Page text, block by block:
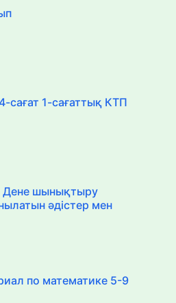
сағат 1-сағаттық КТП
Дене шынықтыру
әдістер мен
по математике 5-9